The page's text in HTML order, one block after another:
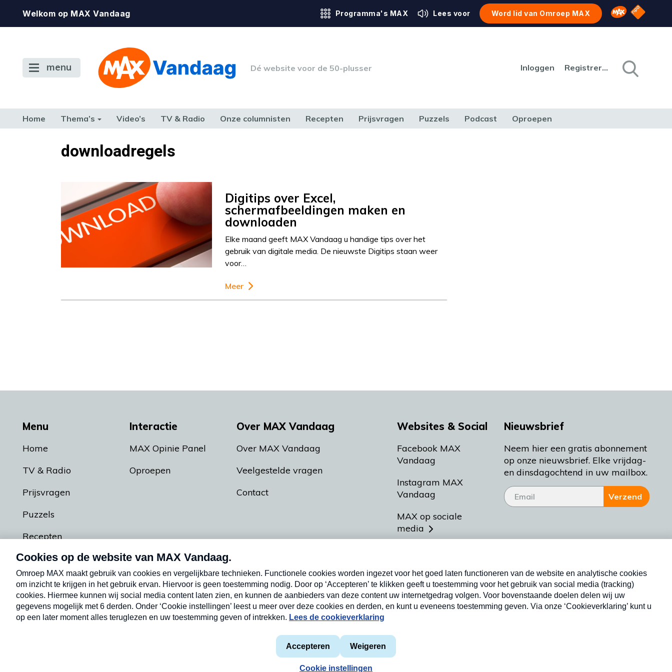
Welkom op MAX Vandaag Programma's MAX Lees voor Word lid van Omroep MAX Omroep MAX
NPO
menu Dé website voor de 50-plusser Inloggen Registreren
Home Thema’s Video’s TV & Radio Onze columnisten Recepten Prijsvragen Puzzels Podcast Oproepen
TERUG NAAR TOENdownloadregels
Digitips over Excel,
schermafbeeldingen maken en
downloaden
Elke maand geeft MAX Vandaag u handige tips over het
gebruik van digitale media. De nieuwste Digitips staan weer
voor…
Meer
Menu
Home
TV & Radio
Prijsvragen
Puzzels
Recepten
Podcasts
Interactie
MAX Opinie Panel
Oproepen
Over MAX Vandaag
Over MAX Vandaag
Veelgestelde vragen
Contact
Websites & Social
Facebook MAX
Vandaag
Instagram MAX
Vandaag
MAX op sociale
media
Meldpunt Actueel
Heel Holland Bakt
Nieuwsbrief
Neem hier een gratis abonnement
op onze nieuwsbrief. Elke vrijdag-
en dinsdagochtend in uw mailbox.
Verzend
Privacyverklaring
Cookieverklaring
Nieuwsbrief
Neem hier een gratis abonnement op onze